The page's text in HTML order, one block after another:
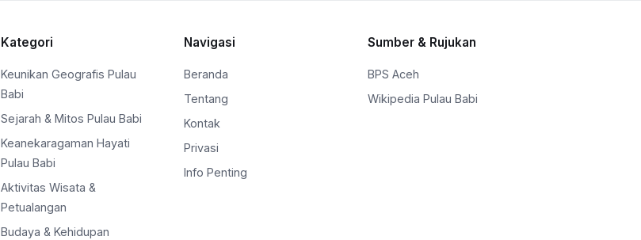
Kategori
Keunikan Geografis Pulau
Babi
Sejarah & Mitos Pulau Babi
Keanekaragaman Hayati
Pulau Babi
Aktivitas Wisata &
Petualangan
Budaya & Kehidupan
Navigasi
Beranda
Tentang
Kontak
Privasi
Info Penting
Sumber & Rujukan
BPS Aceh
Wikipedia Pulau Babi